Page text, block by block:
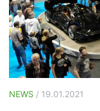
NEWS / 19.01.2021